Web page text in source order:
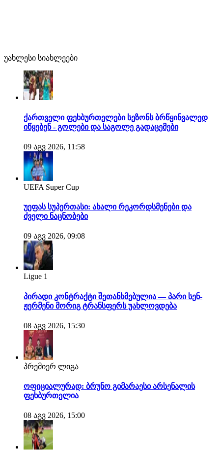
უახლესი სიახლეები
ქართველი ფეხბურთელები სეზონს ბრწყინვალედ
იწყებენ - გოლები და საგოლე გადაცემები
09 აგვ 2026, 11:58
UEFA Super Cup
უეფას სუპერთასი: ახალი რეკორდსმენები და
ძველი ნაცნობები
09 აგვ 2026, 09:08
Ligue 1
პირადი კონტრაქტი შეთანხმებულია — პარი სენ-
ჟერმენი მორიგ ტრანსფერს უახლოვდება
08 აგვ 2026, 15:30
პრემიერ ლიგა
ოფიციალურად: ბრუნო გიმარაესი არსენალის
ფეხბურთელია
08 აგვ 2026, 15:00